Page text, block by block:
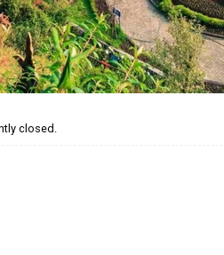
closed.